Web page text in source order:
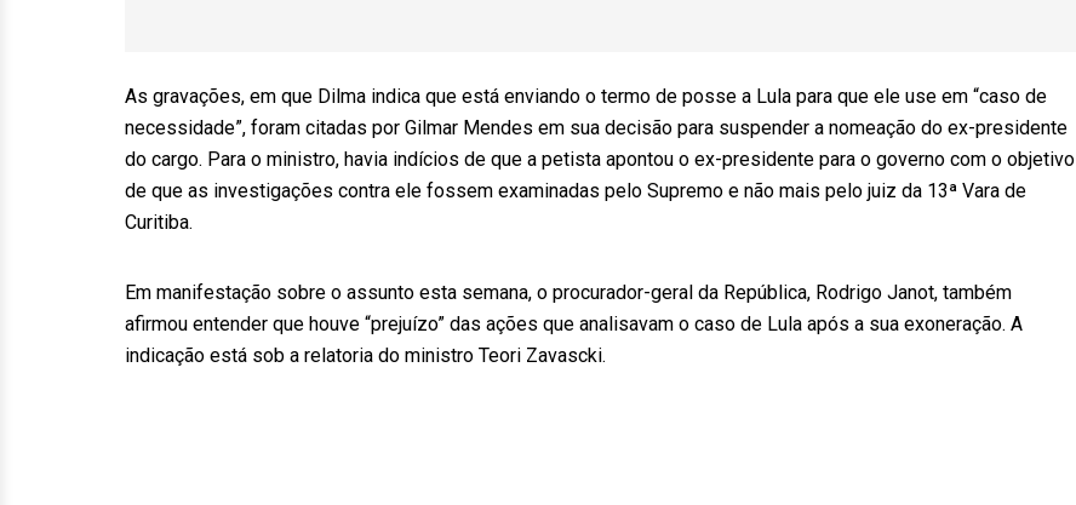
As gravações, em que Dilma indica que está enviando o termo de posse a Lula para que ele use em “caso de
necessidade”, foram citadas por Gilmar Mendes em sua decisão para suspender a nomeação do ex-presidente
do cargo. Para o ministro, havia indícios de que a petista apontou o ex-presidente para o governo com o objetivo
de que as investigações contra ele fossem examinadas pelo Supremo e não mais pelo juiz da 13ª Vara de
Curitiba.
Em manifestação sobre o assunto esta semana, o procurador-geral da República, Rodrigo Janot, também
afirmou entender que houve “prejuízo” das ações que analisavam o caso de Lula após a sua exoneração. A
indicação está sob a relatoria do ministro Teori Zavascki.